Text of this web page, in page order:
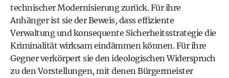
technischer Modernisierung zurück. Für ihre
Anhänger ist sie der Beweis, dass effiziente
Verwaltung und konsequente Sicherheitsstrategie die
Kriminalität wirksam eindämmen können. Für ihre
Gegner verkörpert sie den ideologischen Widerspruch
zu den Vorstellungen, mit denen Bürgermeister